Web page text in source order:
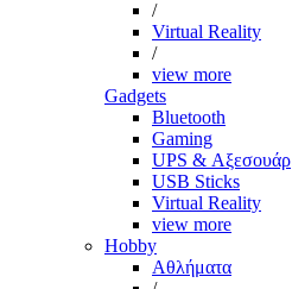
/
Virtual Reality
/
view more
Gadgets
Bluetooth
Gaming
UPS & Αξεσουάρ
USB Sticks
Virtual Reality
view more
Hobby
Αθλήματα